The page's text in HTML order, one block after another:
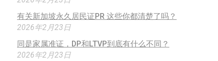
有关新加坡永久居民证PR 这些你都清楚了吗？
2026年2月23日
同是家属准证，DP和LTVP到底有什么不同？
2026年2月23日